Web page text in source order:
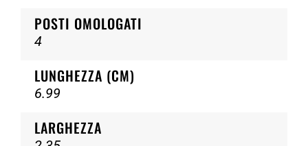
POSTI OMOLOGATI
4
LUNGHEZZA (CM)
6.99
LARGHEZZA